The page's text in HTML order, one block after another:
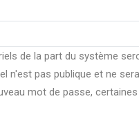
de la part du système
n'est pas publique et ne sera
mot de passe, certaines